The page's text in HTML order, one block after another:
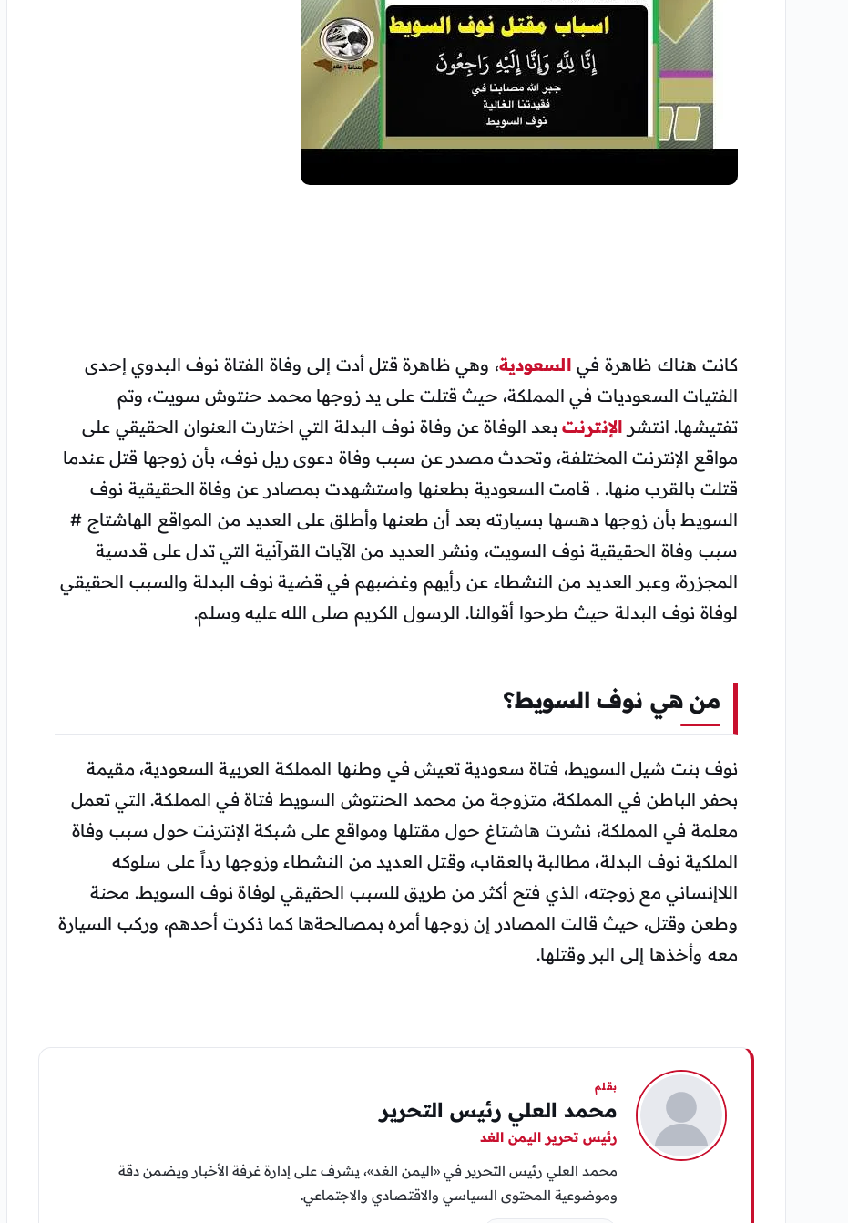
كانت هناك ظاهرة في السعودية، وهي ظاهرة قتل أدت إلى وفاة الفتاة نوف البدوي إحدى
الفتيات السعوديات في المملكة، حيث قتلت على يد زوجها محمد حنتوش سويت، وتم
تفتيشها. انتشر الإنترنتبعد الوفاة عن وفاة نوف البدلة التي اختارت العنوان الحقيقي على
مواقع الإنترنت المختلفة، وتحدث مصدر عن سبب وفاة دعوى ريل نوف، بأن زوجها قتل عندما
قتلت بالقرب منها. . قامت السعودية بطعنها واستشهدت بمصادر عن وفاة الحقيقية نوف
السويط بأن زوجها دهسها بسيارته بعد أن طعنها وأطلق على العديد من المواقع الهاشتاج #
سبب وفاة الحقيقية نوف السويت، ونشر العديد من الآيات القرآنية التي تدل على قدسية
المجزرة، وعبر العديد من النشطاء عن رأيهم وغضبهم في قضية نوف البدلة والسبب الحقيقي
لوفاة نوف البدلة حيث طرحوا أقوالنا. الرسول الكريم صلى الله عليه وسلم.
من هي نوف السويط؟
نوف بنت شيل السويط، فتاة سعودية تعيش في وطنها المملكة العربية السعودية، مقيمة
بحفر الباطن في المملكة، متزوجة من محمد الحنتوش السويط فتاة في المملكة. التي تعمل
معلمة في المملكة، نشرت هاشتاغ حول مقتلها ومواقع على شبكة الإنترنت حول سبب وفاة
الملكية نوف البدلة، مطالبة بالعقاب، وقتل العديد من النشطاء وزوجها رداً على سلوكه
اللاإنساني مع زوجته، الذي فتح أكثر من طريق للسبب الحقيقي لوفاة نوف السويط. محنة
وطعن وقتل، حيث قالت المصادر إن زوجها أمره بمصالحةها كما ذكرت أحدهم، وركب السيارة
معه وأخذها إلى البر وقتلها.
بقلم
محمد العلي رئيس التحرير
رئيس تحرير اليمن الغد
محمد العلي رئيس التحرير في «اليمن الغد»، يشرف على إدارة غرفة الأخبار ويضمن دقة
وموضوعية المحتوى السياسي والاقتصادي والاجتماعي.